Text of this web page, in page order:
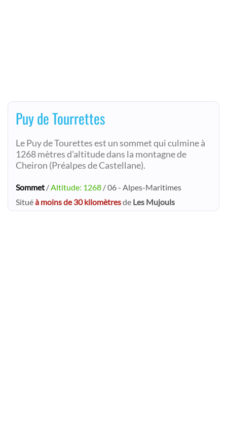
Puy de Tourrettes
Le Puy de Tourettes est un sommet qui culmine à
1268 mètres d'altitude dans la montagne de
Cheiron (Préalpes de Castellane).
Sommet /Altitude: 1268 / 06 - Alpes-Maritimes
Situéà moins de 30 kilomètresde Les Mujouls